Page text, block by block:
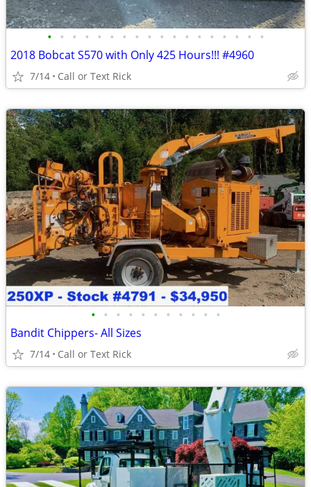
• • • • • • • • • • • • • • • • • •
2018 Bobcat S570 with Only 425 Hours!!! #4960
7/14 Call or Text Rick
• • • • • • • • • • •
Bandit Chippers- All Sizes
7/14 Call or Text Rick